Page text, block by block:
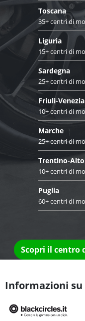
Toscana
35+ centri di
Liguria
15+ centri di
Sardegna
25+ centri di
Friuli-
10+ centri di
Marche
25+ centri di
Trentino-
10+ centri di
Puglia
60+ centri di
Scopri il centro
Informazioni